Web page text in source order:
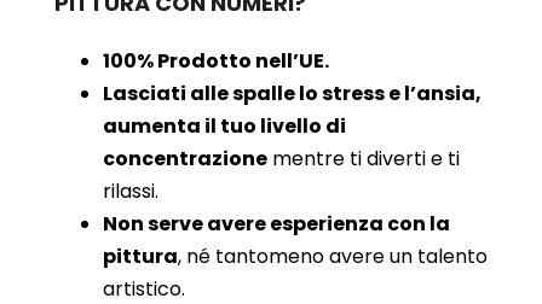
100% Prodotto nell’UE.
Lasciati alle spalle lo stress e l’ansia,
aumenta il tuo livello di
concentrazione mentre ti diverti e ti
rilassi.
Non serve avere esperienza con la
pittura, né tantomeno avere un talento
artistico.